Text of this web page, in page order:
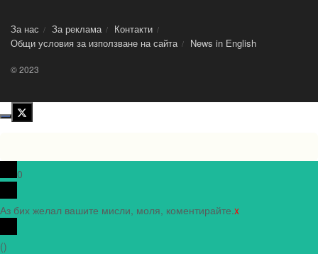
За нас За реклама
Контакти
Общи условия за използване на сайта
News in Еnglish
© 2023
0
Аз бих желал вашите мисли, моля, коментирайте.x
()